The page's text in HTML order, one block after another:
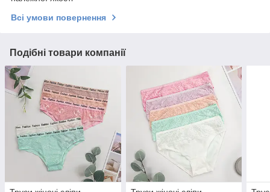
Всі умови повернення
Подібні товари компанії